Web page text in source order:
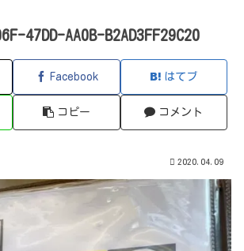
47DD-AA0B-B2AD3FF29C20
Facebook はてブ
コピー コメント
2020.04.09